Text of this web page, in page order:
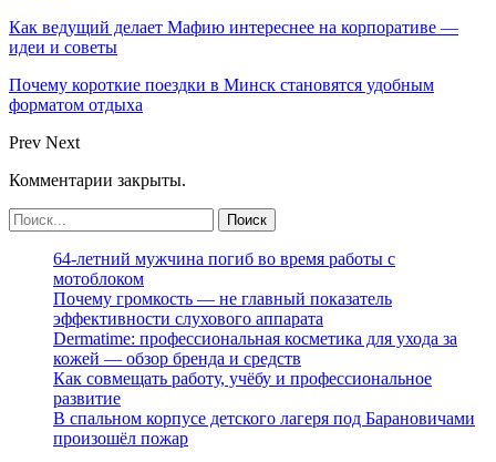
Как ведущий делает Мафию интереснее на корпоративе —
идеи и советы
Почему короткие поездки в Минск становятся удобным
форматом отдыха
Prev Next
Комментарии закрыты.
64-летний мужчина погиб во время работы с
мотоблоком
Почему громкость — не главный показатель
эффективности слухового аппарата
Dermatime: профессиональная косметика для ухода за
кожей — обзор бренда и средств
Как совмещать работу, учёбу и профессиональное
развитие
В спальном корпусе детского лагеря под Барановичами
произошёл пожар